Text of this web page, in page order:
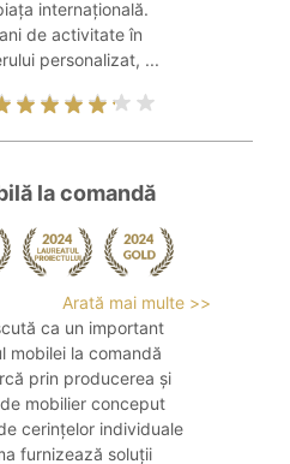
internațională.
de activitate în
personalizat, ...
la comandă
Arată mai multe >>
ca un important
mobilei la comandă
prin producerea și
mobilier conceput
cerințelor individuale
furnizează soluții